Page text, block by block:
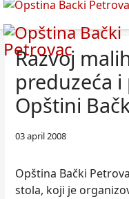
Razvoj
preduzeća
Opštini
03 april 2008
Opština Bački
stola, koji je